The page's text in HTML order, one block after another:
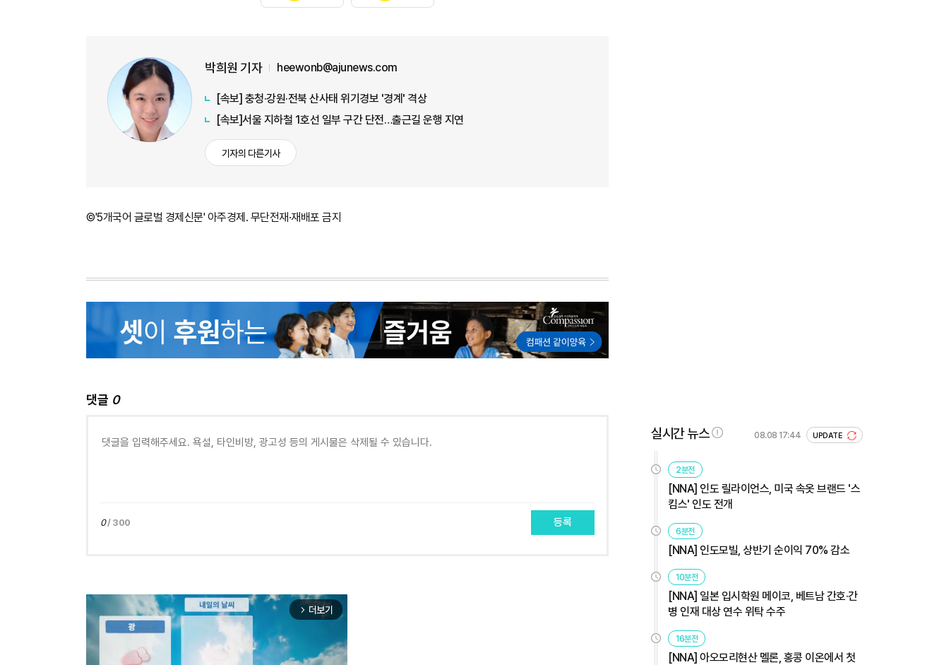
박희원 기자 heewonb@ajunews.com
[속보] 충청·강원·전북 산사태 위기경보 '경계' 격상
[속보]서울 지하철 1호선 일부 구간 단전…출근길 운행 지연
기자의 다른기사
©'5개국어 글로벌 경제신문' 아주경제. 무단전재·재배포 금지
댓글 0
0/ 300 등록
arrow_forward_ios 더보기
실시간 뉴스 08.08 17:44 UPDATE
2분전
[NNA] 인도 릴라이언스, 미국 속옷 브랜드 '스
킴스' 인도 전개
6분전
[NNA] 인도모빌, 상반기 순이익 70% 감소
10분전
[NNA] 일본 입시학원 메이코, 베트남 간호·간
병 인재 대상 연수 위탁 수주
16분전
[NNA] 아오모리현산 멜론, 홍콩 이온에서 첫